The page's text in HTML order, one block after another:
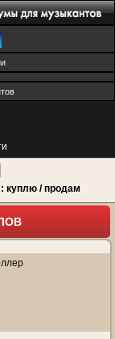
куплю / продам